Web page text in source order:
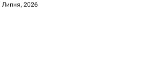
Липня, 2026